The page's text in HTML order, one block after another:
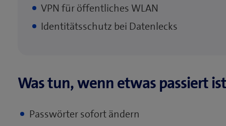
VPN für öffentliches WLAN
Identitätsschutz bei Datenlecks
Was tun, wenn etwas passiert
Passwörter sofort ändern